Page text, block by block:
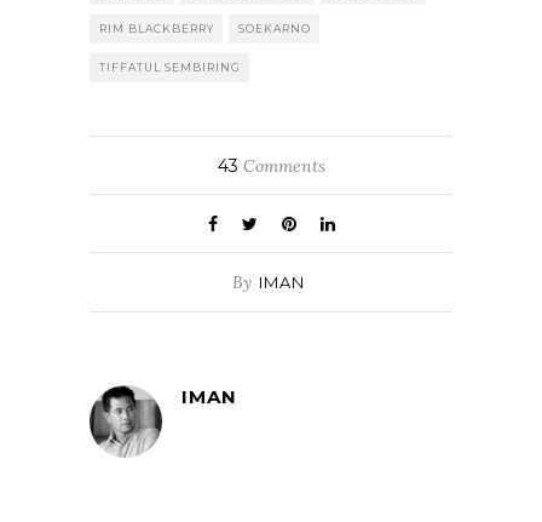
RIM BLACKBERRY SOEKARNO
TIFFATUL SEMBIRING
43 Comments
By IMAN
IMAN